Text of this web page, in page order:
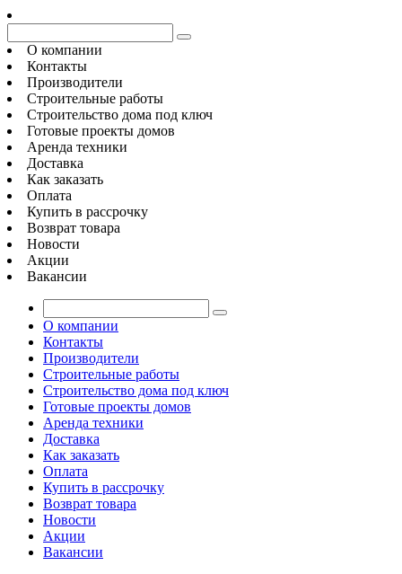
О компании
Контакты
Производители
Строительные работы
Строительство дома под ключ
Готовые проекты домов
Аренда техники
Доставка
Как заказать
Оплата
Купить в рассрочку
Возврат товара
Новости
Акции
Вакансии
О компании
Контакты
Производители
Строительные работы
Строительство дома под ключ
Готовые проекты домов
Аренда техники
Доставка
Как заказать
Оплата
Купить в рассрочку
Возврат товара
Новости
Акции
Вакансии